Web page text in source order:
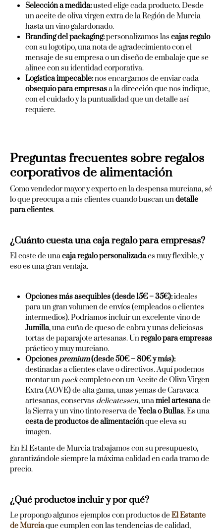
Selección a medida:usted elige cada producto. Desde
un aceite de oliva virgen extra de la Región de Murcia
hasta un vino galardonado.
Branding del packaging:personalizamos las cajas regalo
con su logotipo, una nota de agradecimiento con el
mensaje de su empresa o un diseño de embalaje que se
alinee con su identidad corporativa.
Logística impecable:nos encargamos de enviar cada
obsequio para empresasa la dirección que nos indique,
con el cuidado y la puntualidad que un detalle así
requiere.
Preguntas frecuentes sobre regalos
corporativos de alimentación
Como vendedor mayor y experto en la despensa murciana, sé
lo que preocupa a mis clientes cuando buscan undetalle
para clientes.
¿Cuánto cuesta una caja regalo para empresas?
El coste de unacaja regalo personalizadaes muy flexible, y
eso es una gran ventaja.
Opciones más asequibles (desde 15€ – 35€):ideales
para un gran volumen de envíos (empleados o clientes
intermedios). Podríamos incluir un excelente vino de
Jumilla, una cuña de queso de cabra y unas deliciosas
tortas de paparajote artesanas. Unregalo para empresas
práctico y muy murciano.
Opciones premium(desde 50€ – 80€ y más):
destinadas a clientes clave o directivos. Aquí podemos
montar un packcompleto con un Aceite de Oliva Virgen
Extra (AOVE) de alta gama, unas yemas de Caravaca
artesanas, conservas delicatessen, unamiel artesanade
la Sierra y un vino tinto reserva deYecla o Bullas. Es una
cesta de productos de alimentaciónque eleva su
imagen.
En El Estante de Murcia trabajamos con su presupuesto,
garantizándole siempre la máxima calidad en cada tramo de
precio.
¿Qué productos incluir y por qué?
Le propongo algunos ejemplos con productos deEl Estante
de Murciaque cumplen con las tendencias de calidad,